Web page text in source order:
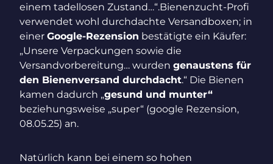
einem tadellosen Zustand…“.Bienenzucht-Profi
verwendet wohl durchdachte Versandboxen; in
einer Google-Rezension bestätigte ein Käufer:
„Unsere Verpackungen sowie die
Versandvorbereitung… wurden genaustens für
den Bienenversand durchdacht.“ Die Bienen
kamen dadurch „gesund und munter“
beziehungsweise „super“ (google Rezension,
08.05.25) an.
Natürlich kann bei einem so hohen